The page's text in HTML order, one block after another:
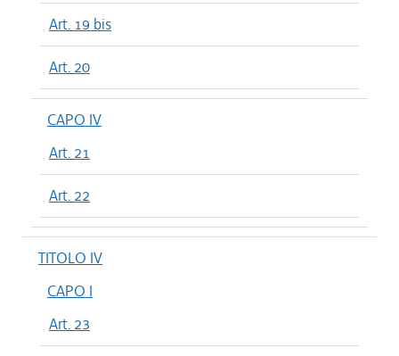
Art. 19 bis
Art. 20
CAPO IV
Art. 21
Art. 22
TITOLO IV
CAPO I
Art. 23